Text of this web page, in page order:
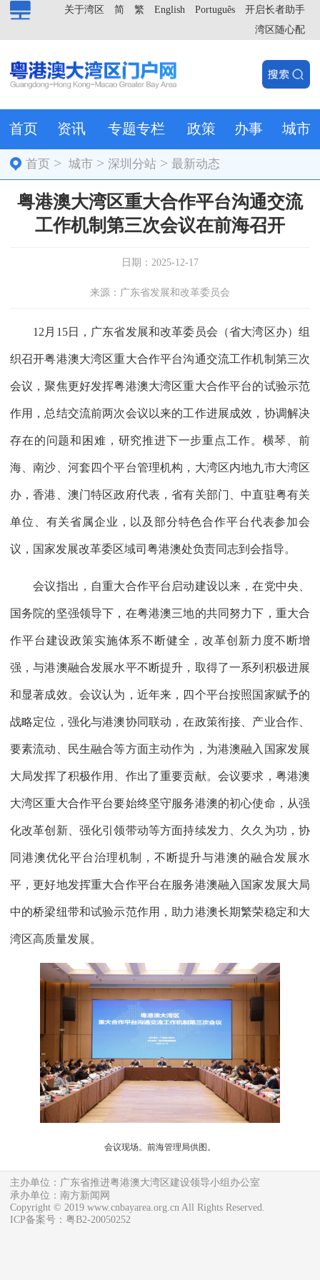
开启长者助手
Português
English
繁
简
关于湾区
湾区随心配
首页 资讯 专题专栏 政策 办事 城市
首页 >城市 >深圳分站 >最新动态
粤港澳大湾区重大合作平台沟通交流
工作机制第三次会议在前海召开
日期：2025-12-17
来源：广东省发展和改革委员会
12月15日，广东省发展和改革委员会（省大湾区办）组
织召开粤港澳大湾区重大合作平台沟通交流工作机制第三次
会议，聚焦更好发挥粤港澳大湾区重大合作平台的试验示范
作用，总结交流前两次会议以来的工作进展成效，协调解决
存在的问题和困难，研究推进下一步重点工作。横琴、前
海、南沙、河套四个平台管理机构，大湾区内地九市大湾区
办，香港、澳门特区政府代表，省有关部门、中直驻粤有关
单位、有关省属企业，以及部分特色合作平台代表参加会
议，国家发展改革委区域司粤港澳处负责同志到会指导。
会议指出，自重大合作平台启动建设以来，在党中央、
国务院的坚强领导下，在粤港澳三地的共同努力下，重大合
作平台建设政策实施体系不断健全，改革创新力度不断增
强，与港澳融合发展水平不断提升，取得了一系列积极进展
和显著成效。会议认为，近年来，四个平台按照国家赋予的
战略定位，强化与港澳协同联动，在政策衔接、产业合作、
要素流动、民生融合等方面主动作为，为港澳融入国家发展
大局发挥了积极作用、作出了重要贡献。会议要求，粤港澳
大湾区重大合作平台要始终坚守服务港澳的初心使命，从强
化改革创新、强化引领带动等方面持续发力、久久为功，协
同港澳优化平台治理机制，不断提升与港澳的融合发展水
平，更好地发挥重大合作平台在服务港澳融入国家发展大局
中的桥梁纽带和试验示范作用，助力港澳长期繁荣稳定和大
湾区高质量发展。
会议现场。前海管理局供图。
主办单位：广东省推进粤港澳大湾区建设领导小组办公室
承办单位：南方新闻网
Copyright © 2019 www.cnbayarea.org.cn All Rights Reserved.
ICP备案号：粤B2-20050252